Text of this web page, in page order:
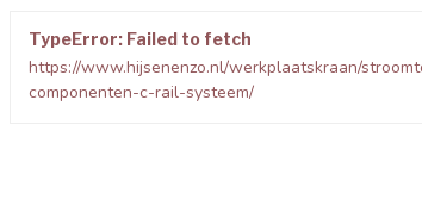
TypeError: Failed to fetch
https://www.hijsenenzo.nl/werkplaatskraan/
componenten-c-rail-systeem/